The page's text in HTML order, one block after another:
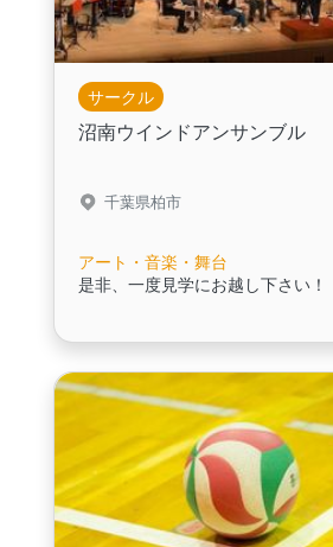
サークル
沼南ウインドアンサンブル
千葉県柏市
アート・音楽・舞台
是非、一度見学にお越し下さい！